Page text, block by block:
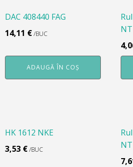
DAC 408440 FAG
14,11 €/BUC
ADAUGĂ ÎN COȘ
HK 1612 NKE
3,53 €/BUC